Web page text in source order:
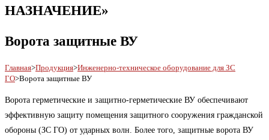
НАЗНАЧЕНИЕ»
Ворота защитные ВУ
Главная>Продукция>Инженерно-техническое оборудование для ЗС
ГО>Ворота защитные ВУ
Ворота герметические и защитно-герметические ВУ обеспечивают
эффективную защиту помещения защитного сооружения гражданской
обороны (ЗС ГО) от ударных волн. Более того, защитные ворота ВУ